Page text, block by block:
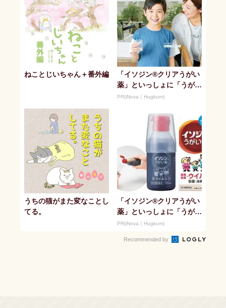
ねことじいちゃん＋番外編
「イソジン®クリアうがい
薬」といっしょに「うがい
パワー」で一年中！ 健や
PR(iNova｜Hugkum)
うちの猫がまた変なことし
てる。
「イソジン®クリアうがい
薬」といっしょに「うがい
パワー」で一年中！ 健や
PR(iNova｜Hugkum)
Recommended by